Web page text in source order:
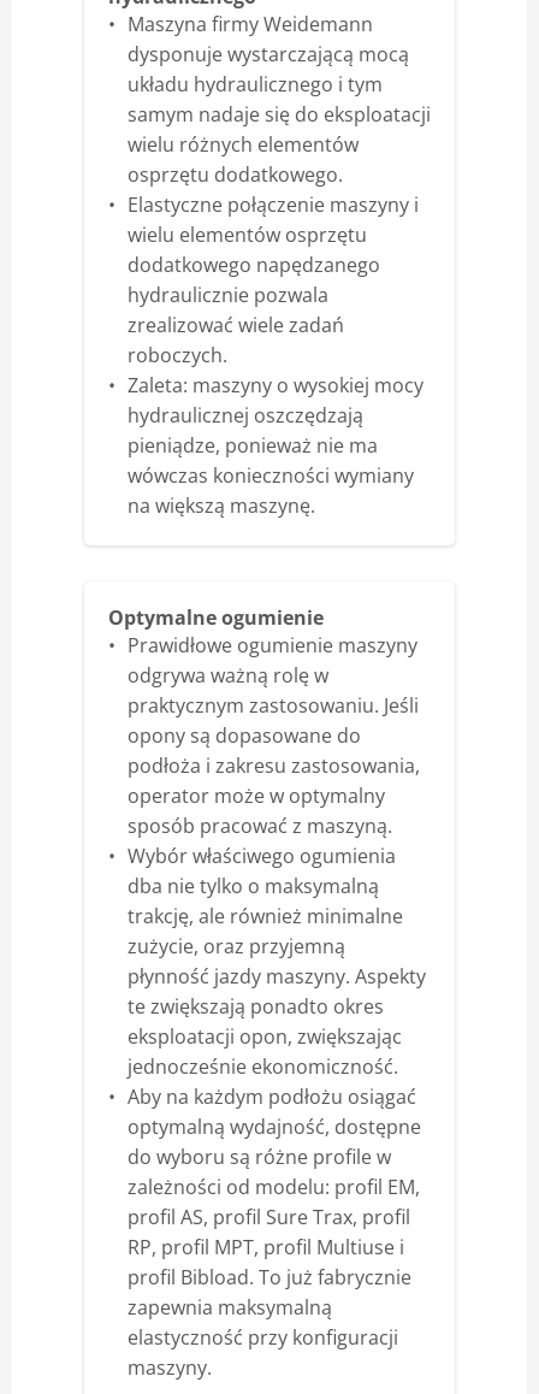
Maszyna firmy Weidemann
dysponuje wystarczającą mocą
układu hydraulicznego i tym
samym nadaje się do eksploatacji
wielu różnych elementów
osprzętu dodatkowego.
Elastyczne połączenie maszyny i
wielu elementów osprzętu
dodatkowego napędzanego
hydraulicznie pozwala
zrealizować wiele zadań
roboczych.
Zaleta: maszyny o wysokiej mocy
hydraulicznej oszczędzają
pieniądze, ponieważ nie ma
wówczas konieczności wymiany
na większą maszynę.
Optymalne ogumienie
Prawidłowe ogumienie maszyny
odgrywa ważną rolę w
praktycznym zastosowaniu. Jeśli
opony są dopasowane do
podłoża i zakresu zastosowania,
operator może w optymalny
sposób pracować z maszyną.
Wybór właściwego ogumienia
dba nie tylko o maksymalną
trakcję, ale również minimalne
zużycie, oraz przyjemną
płynność jazdy maszyny. Aspekty
te zwiększają ponadto okres
eksploatacji opon, zwiększając
jednocześnie ekonomiczność.
Aby na każdym podłożu osiągać
optymalną wydajność, dostępne
do wyboru są różne profile w
zależności od modelu: profil EM,
profil AS, profil Sure Trax, profil
RP, profil MPT, profil Multiuse i
profil Bibload. To już fabrycznie
zapewnia maksymalną
elastyczność przy konfiguracji
maszyny.